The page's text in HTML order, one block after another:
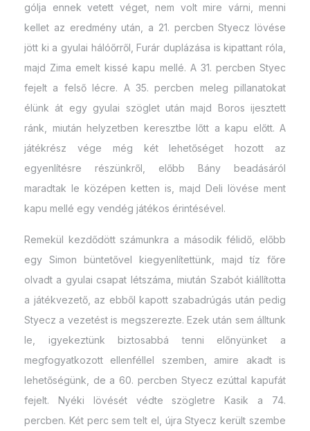
gólja ennek vetett véget, nem volt mire várni, menni
kellet az eredmény után, a 21. percben Styecz lövése
jött ki a gyulai hálóőrről, Furár duplázása is kipattant róla,
majd Zima emelt kissé kapu mellé. A 31. percben Styec
fejelt a felső lécre. A 35. percben meleg pillanatokat
élünk át egy gyulai szöglet után majd Boros ijesztett
ránk, miután helyzetben keresztbe lőtt a kapu előtt. A
játékrész vége még két lehetőséget hozott az
egyenlítésre részünkről, előbb Bány beadásáról
maradtak le középen ketten is, majd Deli lövése ment
kapu mellé egy vendég játékos érintésével.
Remekül kezdődött számunkra a második félidő, előbb
egy Simon büntetővel kiegyenlítettünk, majd tíz főre
olvadt a gyulai csapat létszáma, miután Szabót kiállította
a játékvezető, az ebből kapott szabadrúgás után pedig
Styecz a vezetést is megszerezte. Ezek után sem álltunk
le, igyekeztünk biztosabbá tenni előnyünket a
megfogyatkozott ellenféllel szemben, amire akadt is
lehetőségünk, de a 60. percben Styecz ezúttal kapufát
fejelt. Nyéki lövését védte szögletre Kasik a 74.
percben. Két perc sem telt el, újra Styecz került szembe